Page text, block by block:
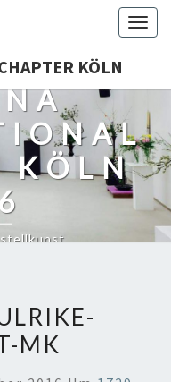
KÖLN
KÖLN
MK